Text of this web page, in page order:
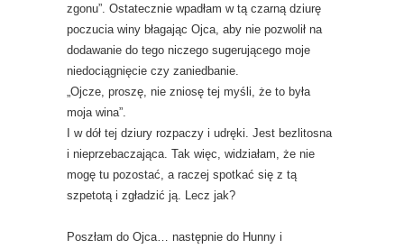
zgonu”. Ostatecznie wpadłam w tą czarną dziurę
poczucia winy błagając Ojca, aby nie pozwolił na
dodawanie do tego niczego sugerującego moje
niedociągnięcie czy zaniedbanie.
„Ojcze, proszę, nie zniosę tej myśli, że to była
moja wina”.
I w dół tej dziury rozpaczy i udręki. Jest bezlitosna
i nieprzebaczająca. Tak więc, widziałam, że nie
mogę tu pozostać, a raczej spotkać się z tą
szpetotą i zgładzić ją. Lecz jak?
Poszłam do Ojca… następnie do Hunny i